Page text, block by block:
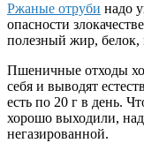
Ржаные отруби надо
опасности
полезный жир,
Пшеничные отходы
себя и выводят
есть по 20 г в день.
хорошо выходили,
негазированной.